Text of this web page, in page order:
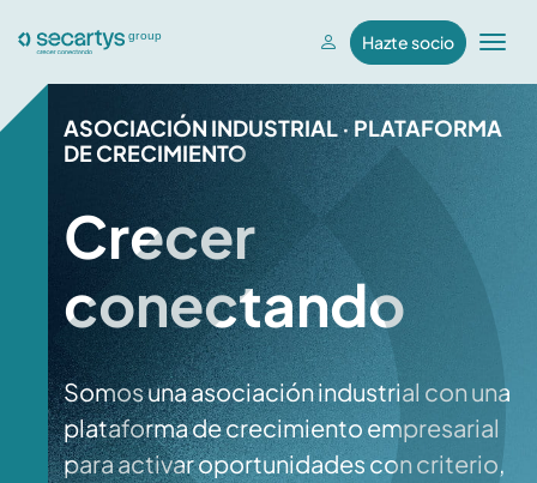
T
g
t
i
o
Hazte socio
ASOCIACIÓN INDUSTRIAL · PLATAFORMA
DE CRECIMIENTO
Crecer
conectando
Somos una asociación industrial con una
plataforma de crecimiento empresarial
para activar oportunidades con criterio,